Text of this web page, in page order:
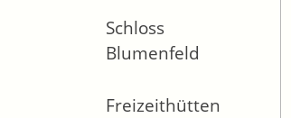
Schloss
Blumenfeld
Freizeithütten